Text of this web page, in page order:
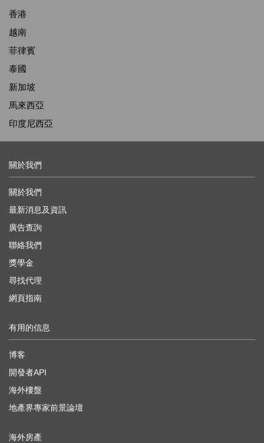
香港
越南
菲律賓
泰國
新加坡
馬來西亞
印度尼西亞
關於我們
關於我們
最新消息及資訊
廣告查詢
聯絡我們
獎學金
尋找代理
網頁指南
有用的信息
博客
開發者API
海外樓盤
地產界專家前景論壇
海外房產